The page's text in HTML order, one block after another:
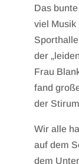
Das
viel Musik
der
Frau
fand
der
Wir alle
auf dem
dem